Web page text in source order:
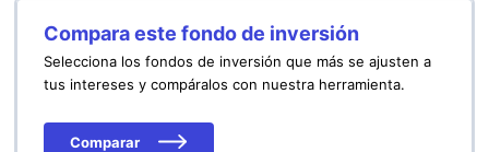
Compara este fondo de inversión
Selecciona los fondos de inversión que más se ajusten a
tus intereses y compáralos con nuestra herramienta.
Comparar